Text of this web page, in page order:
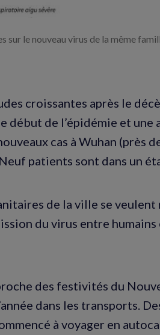
sur le nouveau virus de la même
croissantes après le
début de l’épidémie et une
cas à Wuhan (près
patients sont dans un
de la ville se veulent
du virus entre humains
des festivités du
dans les transports.
à voyager en